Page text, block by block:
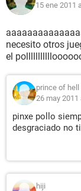
15 ene 2011
necesito otros
el
prince of hell
26 may 2011
pinxe pollo
desgraciado no
hiji